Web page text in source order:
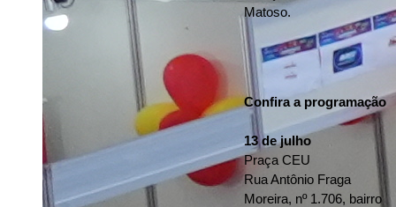
Matoso.
Confira a programação
13 de julho
Praça CEU
Rua Antônio Fraga
Moreira, nº 1.706, bairro